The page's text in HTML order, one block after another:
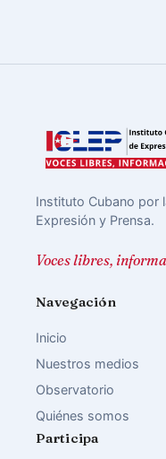
Instituto Cubano por
Expresión y Prensa.
Voces libres,
Navegación
Inicio
Nuestros medios
Observatorio
Quiénes somos
Participa